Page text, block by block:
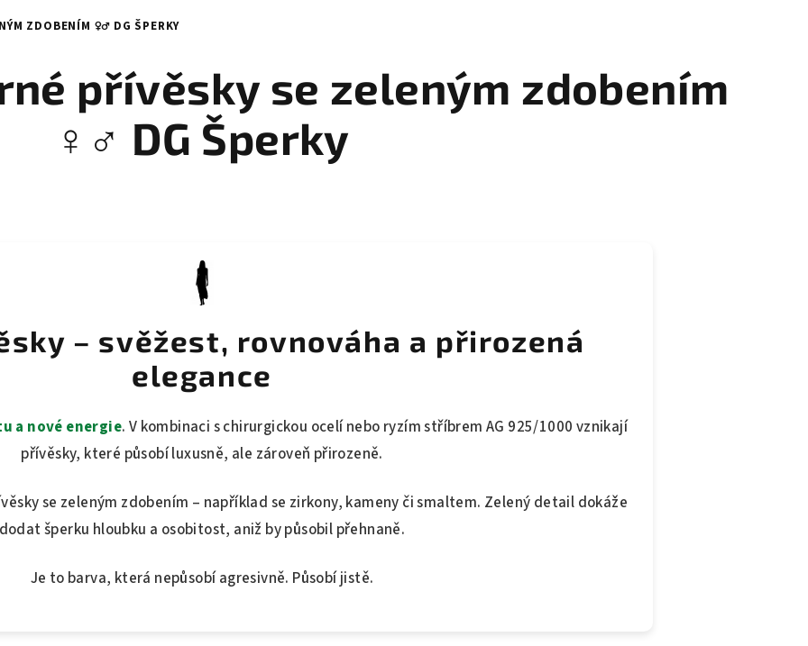
ZDOBENÍM ♀️♂️ DG ŠPERKY
přívěsky se zeleným zdobením
♀️♂️ DG Šperky
– svěžest, rovnováha a přirozená
elegance
a nové energie. V kombinaci s chirurgickou ocelí nebo ryzím stříbrem AG 925/1000 vznikají
přívěsky, které působí luxusně, ale zároveň přirozeně.
se zeleným zdobením – například se zirkony, kameny či smaltem. Zelený detail dokáže
dodat šperku hloubku a osobitost, aniž by působil přehnaně.
Je to barva, která nepůsobí agresivně. Působí jistě.